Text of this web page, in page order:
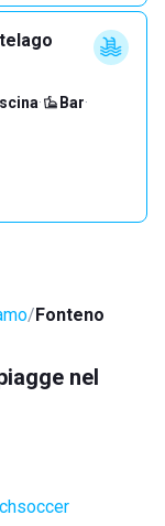
· Bar·
Fonteno
nel